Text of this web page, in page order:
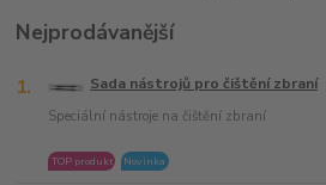
Nejprodávanější
1. Sada nástrojů pro čištění zbraní
Speciální nástroje na čištění zbraní
TOP produkt Novinka